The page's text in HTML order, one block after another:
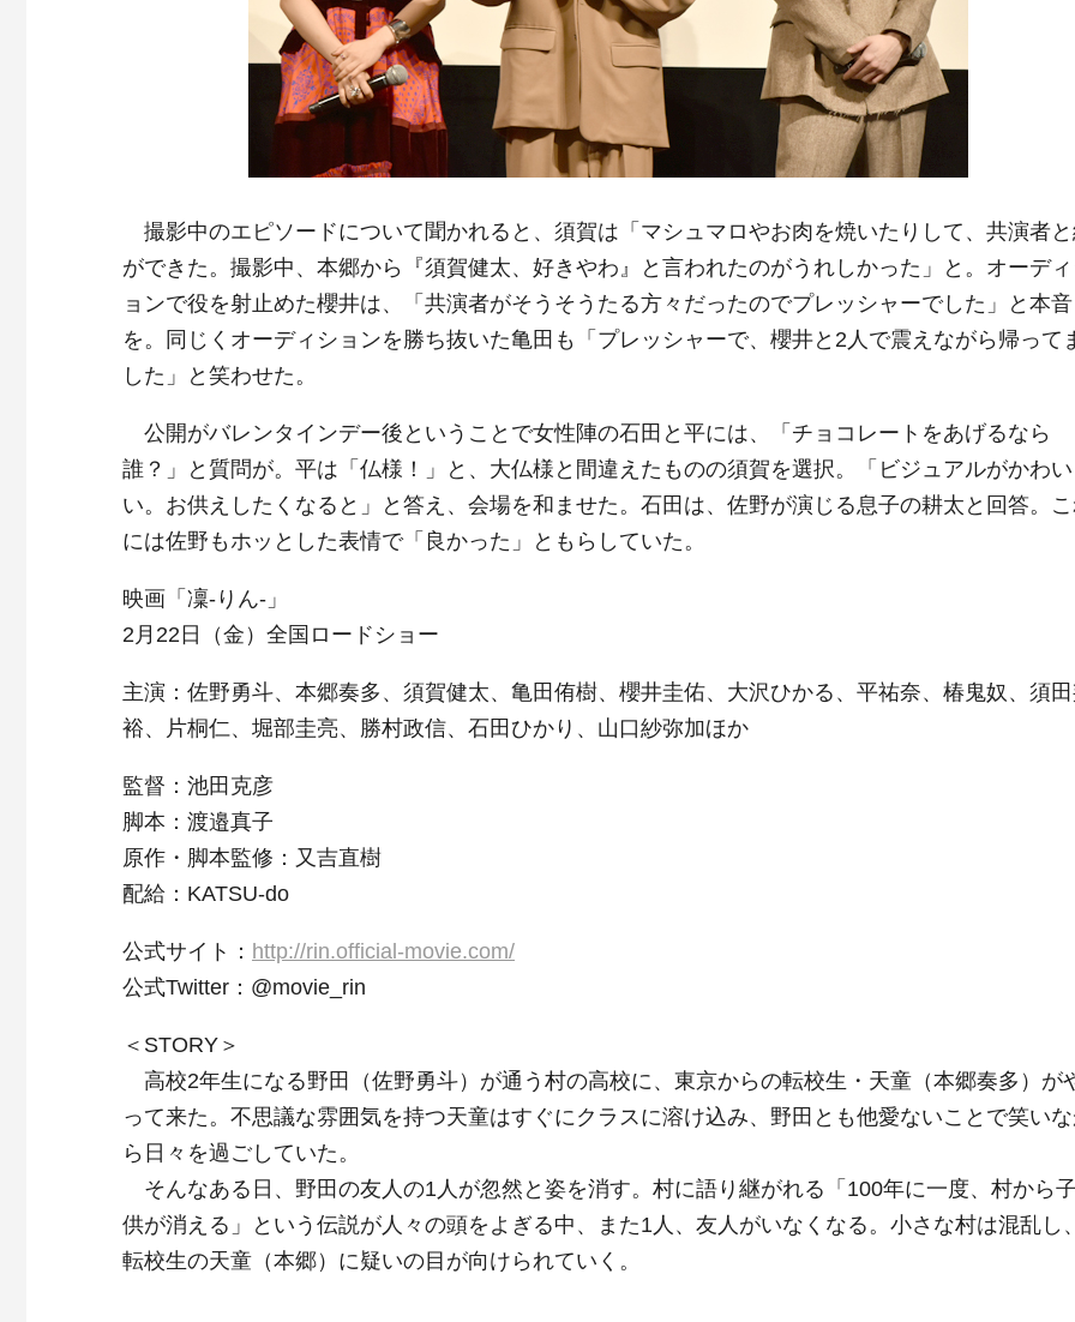
撮影中のエピソードについて聞かれると、須賀は「マシュマロやお肉を焼いたりして、共演者
ができた。撮影中、本郷から『須賀健太、好きやわ』と言われたのがうれしかった」と。オーデ
ョンで役を射止めた櫻井は、「共演者がそうそうたる方々だったのでプレッシャーでした」と本音
を。同じくオーディションを勝ち抜いた亀田も「プレッシャーで、櫻井と2人で震えながら帰って
した」と笑わせた。
公開がバレンタインデー後ということで女性陣の石田と平には、「チョコレートをあげるなら
誰？」と質問が。平は「仏様！」と、大仏様と間違えたものの須賀を選択。「ビジュアルがかわい
い。お供えしたくなると」と答え、会場を和ませた。石田は、佐野が演じる息子の耕太と回答。
には佐野もホッとした表情で「良かった」ともらしていた。
映画「凜-りん-」
2月22日（金）全国ロードショー
主演：佐野勇斗、本郷奏多、須賀健太、亀田侑樹、櫻井圭佑、大沢ひかる、平祐奈、椿鬼奴、須
裕、片桐仁、堀部圭亮、勝村政信、石田ひかり、山口紗弥加ほか
監督：池田克彦
脚本：渡邉真子
原作・脚本監修：又吉直樹
配給：KATSU-do
公式サイト： http://rin.official-movie.com/
公式Twitter：@movie_rin
＜STORY＞
高校2年生になる野田（佐野勇斗）が通う村の高校に、東京からの転校生・天童（本郷奏多）が
って来た。不思議な雰囲気を持つ天童はすぐにクラスに溶け込み、野田とも他愛ないことで笑い
ら日々を過ごしていた。
そんなある日、野田の友人の1人が忽然と姿を消す。村に語り継がれる「100年に一度、村から
供が消える」という伝説が人々の頭をよぎる中、また1人、友人がいなくなる。小さな村は混乱し
転校生の天童（本郷）に疑いの目が向けられていく。